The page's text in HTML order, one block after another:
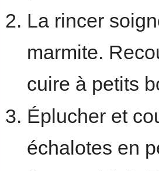
La rincer
marmite.
cuire à petits
Éplucher et
échalotes en